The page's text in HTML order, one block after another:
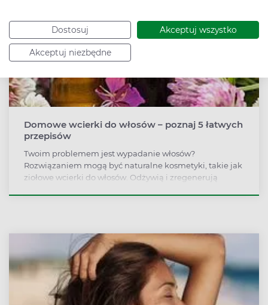
Dostosuj Akceptuj wszystko
Akceptuj niezbędne
Domowe wcierki do włosów – poznaj 5 łatwych
przepisów
Twoim problemem jest wypadanie włosów?
Rozwiązaniem mogą być naturalne kosmetyki, takie jak
ziołowe wcierki do włosów. Odżywią i zregenerują